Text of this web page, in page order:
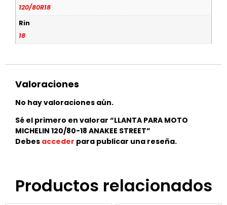
120/80R18
Rin
18
Valoraciones
No hay valoraciones aún.
Sé el primero en valorar “LLANTA PARA MOTO
MICHELIN 120/80-18 ANAKEE STREET”
Debes acceder para publicar una reseña.
Productos relacionados